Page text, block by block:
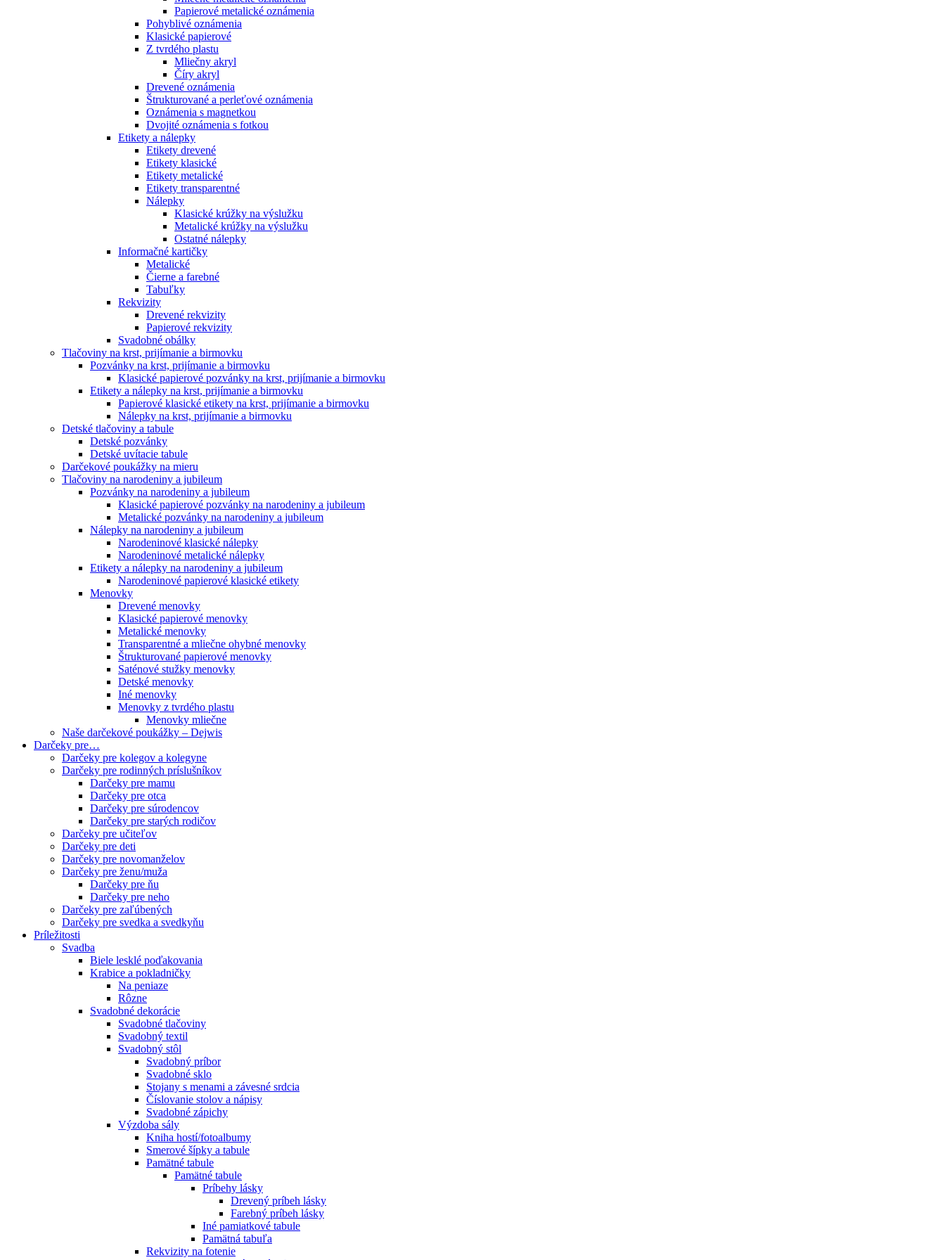
Papierové metalické oznámenia
Pohyblivé oznámenia
Klasické papierové
Z tvrdého plastu
Mliečny akryl
Číry akryl
Drevené oznámenia
Štrukturované a perleťové oznámenia
Oznámenia s magnetkou
Dvojité oznámenia s fotkou
Etikety a nálepky
Etikety drevené
Etikety klasické
Etikety metalické
Etikety transparentné
Nálepky
Klasické krúžky na výslužku
Metalické krúžky na výslužku
Ostatné nálepky
Informačné kartičky
Metalické
Čierne a farebné
Tabuľky
Rekvizity
Drevené rekvizity
Papierové rekvizity
Svadobné obálky
Tlačoviny na krst, prijímanie a birmovku
Pozvánky na krst, prijímanie a birmovku
Klasické papierové pozvánky na krst, prijímanie a birmovku
Etikety a nálepky na krst, prijímanie a birmovku
Papierové klasické etikety na krst, prijímanie a birmovku
Nálepky na krst, prijímanie a birmovku
Detské tlačoviny a tabule
Detské pozvánky
Detské uvítacie tabule
Darčekové poukážky na mieru
Tlačoviny na narodeniny a jubileum
Pozvánky na narodeniny a jubileum
Klasické papierové pozvánky na narodeniny a jubileum
Metalické pozvánky na narodeniny a jubileum
Nálepky na narodeniny a jubileum
Narodeninové klasické nálepky
Narodeninové metalické nálepky
Etikety a nálepky na narodeniny a jubileum
Narodeninové papierové klasické etikety
Menovky
Drevené menovky
Klasické papierové menovky
Metalické menovky
Transparentné a mliečne ohybné menovky
Štrukturované papierové menovky
Saténové stužky menovky
Detské menovky
Iné menovky
Menovky z tvrdého plastu
Menovky mliečne
Naše darčekové poukážky – Dejwis
Darčeky pre…
Darčeky pre kolegov a kolegyne
Darčeky pre rodinných príslušníkov
Darčeky pre mamu
Darčeky pre otca
Darčeky pre súrodencov
Darčeky pre starých rodičov
Darčeky pre učiteľov
Darčeky pre deti
Darčeky pre novomanželov
Darčeky pre ženu/muža
Darčeky pre ňu
Darčeky pre neho
Darčeky pre zaľúbených
Darčeky pre svedka a svedkyňu
Príležitosti
Svadba
Biele lesklé poďakovania
Krabice a pokladničky
Na peniaze
Rôzne
Svadobné dekorácie
Svadobné tlačoviny
Svadobný textil
Svadobný stôl
Svadobný príbor
Svadobné sklo
Stojany s menami a závesné srdcia
Číslovanie stolov a nápisy
Svadobné zápichy
Výzdoba sály
Kniha hostí/fotoalbumy
Smerové šípky a tabule
Pamätné tabule
Pamätné tabule
Príbehy lásky
Drevený príbeh lásky
Farebný príbeh lásky
Iné pamiatkové tabule
Pamätná tabuľa
Rekvizity na fotenie